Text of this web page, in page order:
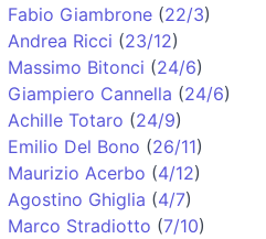
Fabio Giambrone (22/3)
Andrea Ricci (23/12)
Massimo Bitonci (24/6)
Giampiero Cannella (24/6)
Achille Totaro (24/9)
Emilio Del Bono (26/11)
Maurizio Acerbo (4/12)
Agostino Ghiglia (4/7)
Marco Stradiotto (7/10)